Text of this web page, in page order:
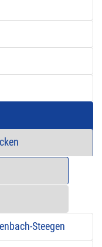
Steegen